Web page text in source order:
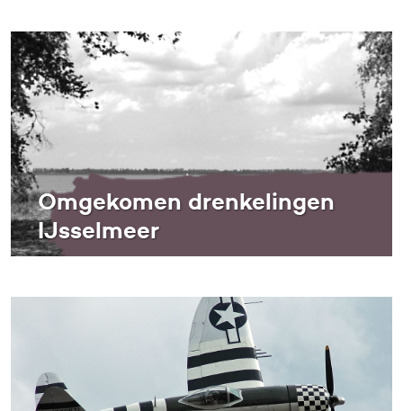
Omgekomen drenkelingen
IJsselmeer